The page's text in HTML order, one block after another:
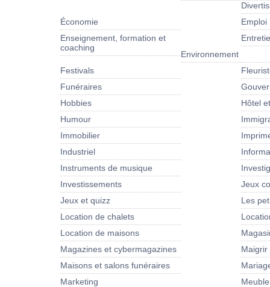
Économie
Emploi
Enseignement, formation et
coaching
Environnement
Festivals
Funéraires
Hobbies
Hôtel
Humour
Immobilier
Industriel
Instruments de musique
Investissements
Jeux
Jeux et quizz
Les
Location de chalets
Location de maisons
Magazines et cybermagazines
Maigrir
Maisons et salons funéraires
Marketing